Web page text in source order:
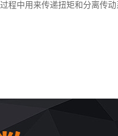
程中用来传递扭矩和分离传动